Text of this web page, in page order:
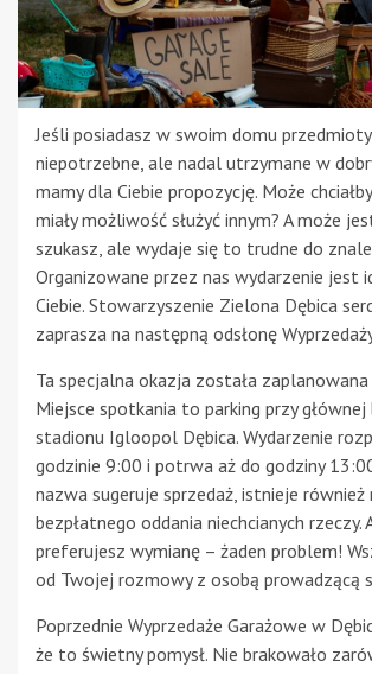
Jeśli posiadasz w swoim domu
niepotrzebne, ale nadal utrzymane w
mamy dla Ciebie propozycję. Może
miały możliwość służyć innym? A może
szukasz, ale wydaje się to trudne do
Organizowane przez nas wydarzenie jest
Ciebie. Stowarzyszenie Zielona Dębica
zaprasza na następną odsłonę
Ta specjalna okazja została
Miejsce spotkania to parking przy głównej
stadionu Igloopol Dębica. Wydarzenie
godzinie 9:00 i potrwa aż do godziny
nazwa sugeruje sprzedaż, istnieje
bezpłatnego oddania niechcianych rzeczy.
preferujesz wymianę – żaden problem!
od Twojej rozmowy z osobą prowadzącą
Poprzednie Wyprzedaże Garażowe w
że to świetny pomysł. Nie brakowało